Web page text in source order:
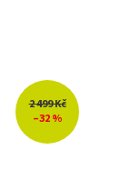
2 499 Kč
–32 %